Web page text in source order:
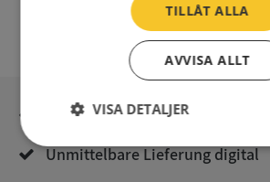
Sichere Bezahlung mit stripe
Unmittelbare Lieferung digital
TILLÅT ALLA
AVVISA ALLT
VISA DETALJER
Strikt
nödvändigt
Prestanda